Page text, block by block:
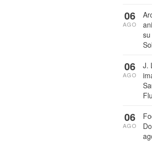
06
AGO
J.
06
AGO
06
AGO